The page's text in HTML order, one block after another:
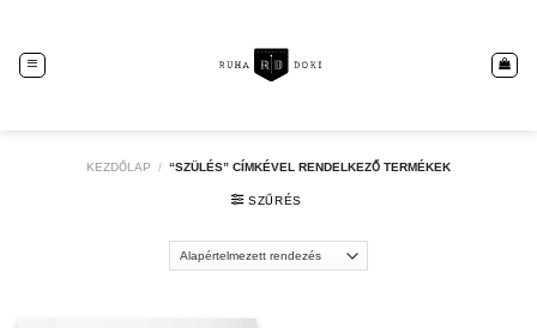
KEZDŐLAP / “SZÜLÉS” CÍMKÉVEL RENDELKEZŐ TERMÉKEK
SZŰRÉS